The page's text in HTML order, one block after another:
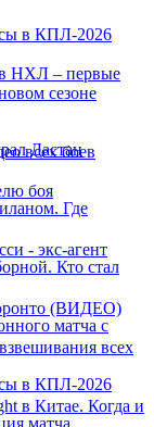
в КПЛ-2026
в НХЛ – первые
сезоне
всех боев
боя
- экс-агент
(ВИДЕО)
всех
в Китае. Когда и
Дастан
Где
Кто стал
матча с
в КПЛ-2026